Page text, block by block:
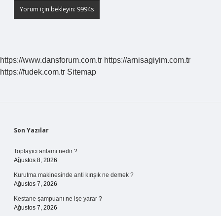
https://www.dansforum.com.tr https://arnisagiyim.com.tr
https://fudek.com.tr Sitemap
Sidebar
Son Yazılar
Toplayıcı anlamı nedir ?
Ağustos 8, 2026
Kurutma makinesinde anti kırışık ne demek ?
Ağustos 7, 2026
Kestane şampuanı ne işe yarar ?
Ağustos 7, 2026